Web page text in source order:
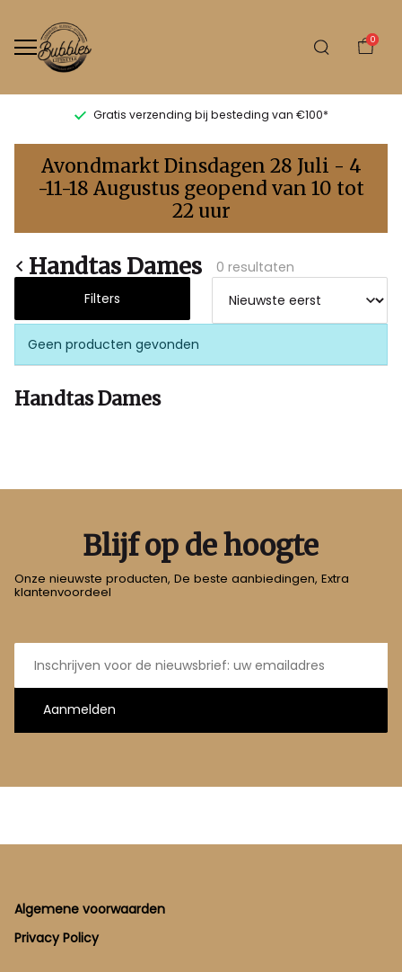
0
Gratis verzending bij besteding van €100*
Handtas
dames
-
Bubbles
Sluis
Avondmarkt Dinsdagen 28 Juli - 4
-11-18 Augustus geopend van 10 tot
22 uur
Handtas Dames
0 resultaten
Filters
Geen producten gevonden
Handtas Dames
Blijf op de hoogte
Onze nieuwste producten, De beste aanbiedingen, Extra
klantenvoordeel
E-
mailadres
Aanmelden
Footer
Algemene voorwaarden
Privacy Policy